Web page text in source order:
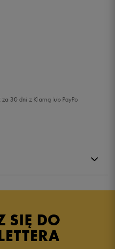
za 30 dni z Klarną lub PayPo
SIĘ DO